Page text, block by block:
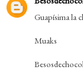
Guapísima la
Muaks